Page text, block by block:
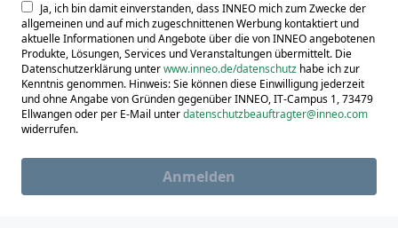
Ja, ich bin damit einverstanden, dass INNEO mich zum Zwecke der
allgemeinen und auf mich zugeschnittenen Werbung kontaktiert und
aktuelle Informationen und Angebote über die von INNEO angebotenen
Produkte, Lösungen, Services und Veranstaltungen übermittelt. Die
Datenschutzerklärung unterwww.inneo.de/datenschutz habe ich zur
Kenntnis genommen. Hinweis: Sie können diese Einwilligung jederzeit
und ohne Angabe von Gründen gegenüber INNEO, IT-Campus 1, 73479
Ellwangen oder per E-Mail unterdatenschutzbeauftragter@inneo.com
widerrufen.
Anmelden